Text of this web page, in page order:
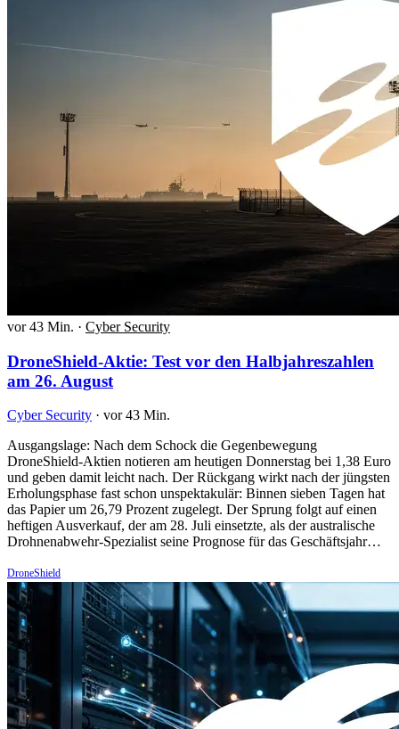
vor 43 Min. · Cyber Security
DroneShield-Aktie: Test vor den Halbjahreszahlen
am 26. August
Cyber Security · vor 43 Min.
Ausgangslage: Nach dem Schock die Gegenbewegung
DroneShield-Aktien notieren am heutigen Donnerstag bei 1,38 Euro
und geben damit leicht nach. Der Rückgang wirkt nach der jüngsten
Erholungsphase fast schon unspektakulär: Binnen sieben Tagen hat
das Papier um 26,79 Prozent zugelegt. Der Sprung folgt auf einen
heftigen Ausverkauf, der am 28. Juli einsetzte, als der australische
Drohnenabwehr-Spezialist seine Prognose für das Geschäftsjahr…
DroneShield